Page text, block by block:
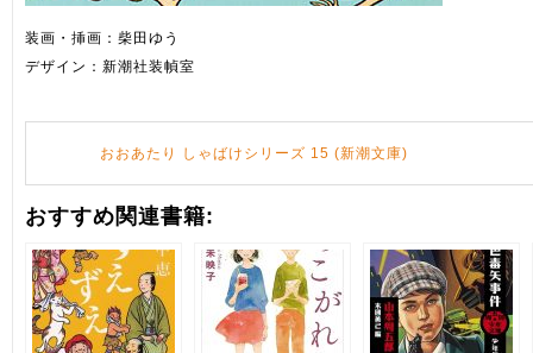
装画・挿画：柴田ゆう
デザイン：新潮社装幀室
おおあたり しゃばけシリーズ 15 (新潮文庫)
おすすめ関連書籍: